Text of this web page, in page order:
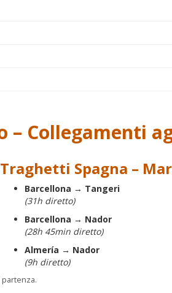
– Collegamenti
Traghetti Spagna –
Barcellona → Tangeri
(31h diretto)
Barcellona → Nador
(28h 45min diretto)
Almería → Nador
(9h diretto)